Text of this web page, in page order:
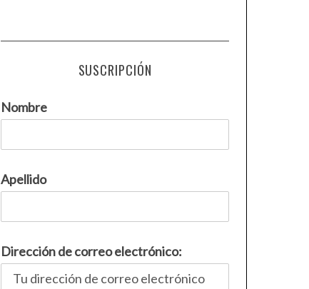
SUSCRIPCIÓN
Nombre
Apellido
Dirección de correo electrónico: